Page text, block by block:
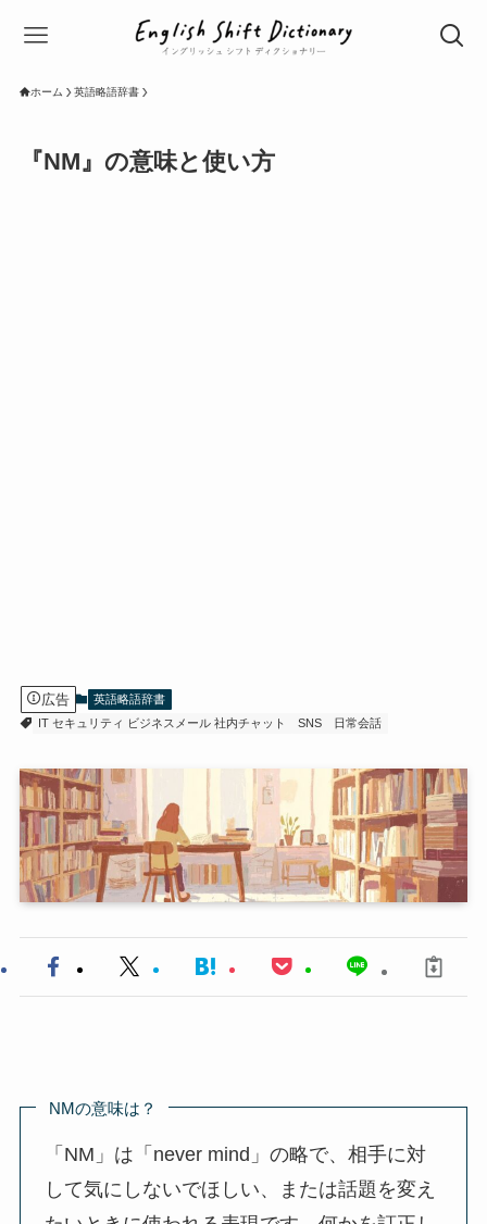
ホーム 英語略語辞書
『NM』の意味と使い方
広告
英語略語辞書
IT セキュリティ ビジネスメール 社内チャット
SNS 日常会話
NMの意味は？
「NM」は「never mind」の略で、相手に対
して気にしないでほしい、または話題を変え